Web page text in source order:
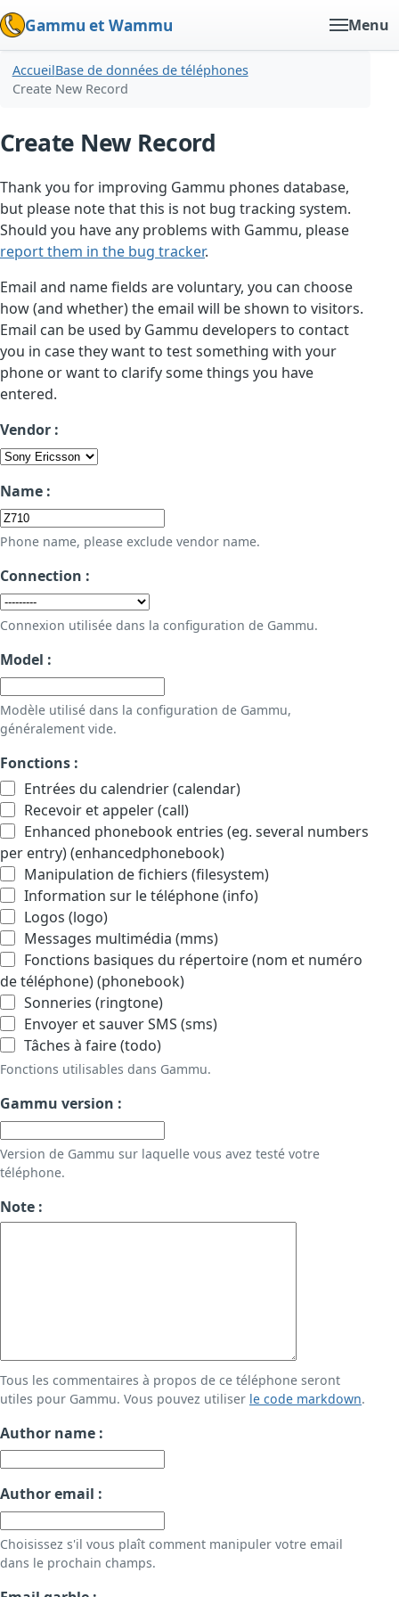
Gammu et Wammu Menu
AccueilBase de données de téléphones
Create New Record
Create New Record
Thank you for improving Gammu phones database,
but please note that this is not bug tracking system.
Should you have any problems with Gammu, please
report them in the bug tracker.
Email and name fields are voluntary, you can choose
how (and whether) the email will be shown to visitors.
Email can be used by Gammu developers to contact
you in case they want to test something with your
phone or want to clarify some things you have
entered.
Vendor :
Name :
Phone name, please exclude vendor name.
Connection :
Connexion utilisée dans la configuration de Gammu.
Model :
Modèle utilisé dans la configuration de Gammu,
généralement vide.
Fonctions :
Entrées du calendrier (calendar)
Recevoir et appeler (call)
Enhanced phonebook entries (eg. several numbers
per entry) (enhancedphonebook)
Manipulation de fichiers (filesystem)
Information sur le téléphone (info)
Logos (logo)
Messages multimédia (mms)
Fonctions basiques du répertoire (nom et numéro
de téléphone) (phonebook)
Sonneries (ringtone)
Envoyer et sauver SMS (sms)
Tâches à faire (todo)
Fonctions utilisables dans Gammu.
Gammu version :
Version de Gammu sur laquelle vous avez testé votre
téléphone.
Note :
Tous les commentaires à propos de ce téléphone seront
utiles pour Gammu. Vous pouvez utiliser le code markdown.
Author name :
Author email :
Choisissez s'il vous plaît comment manipuler votre email
dans le prochain champs.